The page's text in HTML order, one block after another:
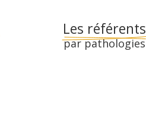
Les référents
par pathologies